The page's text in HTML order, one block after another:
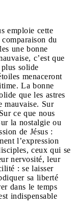
emploie cette
du
une bonne
c’est que
solide
menaceront
La bonne
que les astres
mauvaise. Sur
ce que nous
la nostalgie ou
de Jésus :
l’expression
ceux qui se
nervosité, leur
: se laisser
sa liberté
dans le temps
indispensable